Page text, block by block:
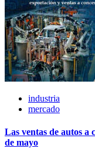
industria
mercado
Las ventas de autos a
de mayo